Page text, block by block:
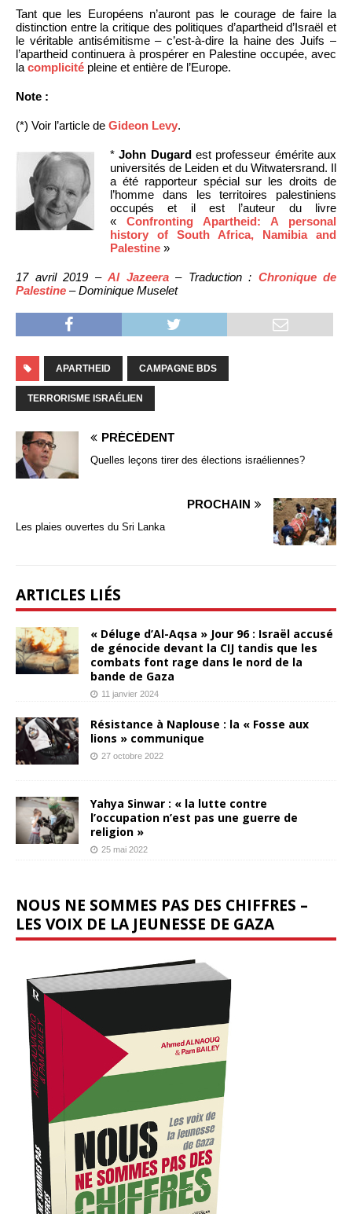
Tant que les Européens n’auront pas le courage de faire la
distinction entre la critique des politiques d’apartheid d’Israël et
le véritable antisémitisme – c’est-à-dire la haine des Juifs –
l’apartheid continuera à prospérer en Palestine occupée, avec
la complicité pleine et entière de l’Europe.
Note :
(*) Voir l’article de Gideon Levy.
*John Dugardest professeur émérite aux
universités de Leiden et du Witwatersrand. Il
a été rapporteur spécial sur les droits de
l’homme dans les territoires palestiniens
occupés et il est l’auteur du livre
« Confronting Apartheid: A personal
history of South Africa, Namibia and
Palestine »
17 avril 2019 – Al Jazeera– Traduction : Chronique de
Palestine – Dominique Muselet
APARTHEID CAMPAGNE BDS
TERRORISME ISRAÉLIEN
PRÉCÉDENT
Quelles leçons tirer des élections israéliennes?
PROCHAIN
Les plaies ouvertes du Sri Lanka
ARTICLES LIÉS
« Déluge d’Al-Aqsa » Jour 96 : Israël accusé
de génocide devant la CIJ tandis que les
combats font rage dans le nord de la
bande de Gaza
11 janvier 2024
Résistance à Naplouse : la « Fosse aux
lions » communique
27 octobre 2022
Yahya Sinwar : « la lutte contre
l’occupation n’est pas une guerre de
religion »
25 mai 2022
NOUS NE SOMMES PAS DES CHIFFRES –
LES VOIX DE LA JEUNESSE DE GAZA